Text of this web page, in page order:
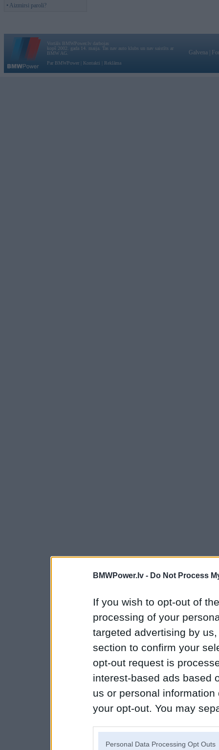
BMWPower.lv - Do Not Process
If you wish to opt-out of
processing of your
targeted advertising by
section to confirm your
opt-out request is
interest-based ads based
us or personal
your opt-out. You may
Personal Data Processing Opt Outs
• Aizmirsi paroli?
Vortāls BMWPower.lv darbojas
kopš 2002. gada 14. maija. Tas nav auto klubs un nav saistīts ar
BMW AG.
Par BMWPower
Kontakti Reklāma
Galvena